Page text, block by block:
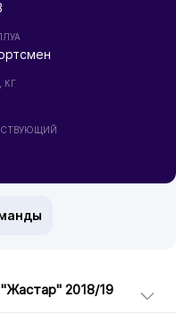
КГ
2018/19